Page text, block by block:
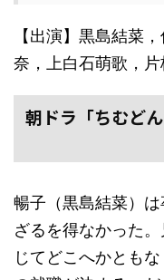
【出演】黒島結菜
奈，上白石萌歌，
朝ドラ「ちむど
暢子（黒島結菜）
ざるを得なかった
じてどこへかとも